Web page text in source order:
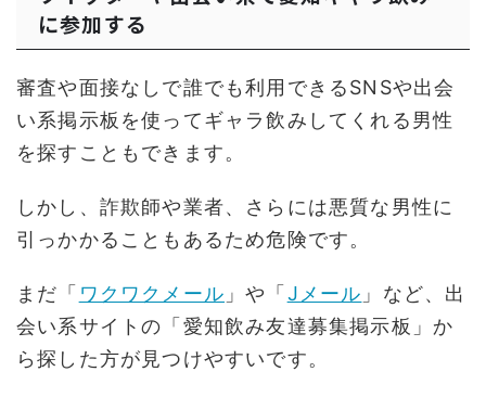
に参加する
審査や面接なしで誰でも利用できるSNSや出会
い系掲示板を使ってギャラ飲みしてくれる男性
を探すこともできます。
しかし、詐欺師や業者、さらには悪質な男性に
引っかかることもあるため危険です。
まだ「 ワクワクメール 」や「Jメール 」など、出
会い系サイトの「愛知飲み友達募集掲示板」か
ら探した方が見つけやすいです。